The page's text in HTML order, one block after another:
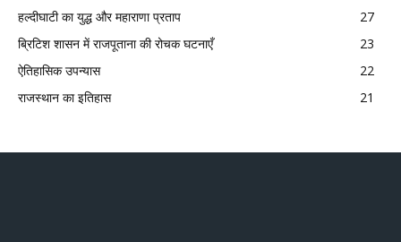
हल्दीघाटी का युद्ध और महाराणा प्रताप
27
ब्रिटिश शासन में राजपूताना की रोचक घटनाएँ
23
ऐतिहासिक उपन्यास
22
राजस्थान का इतिहास
21